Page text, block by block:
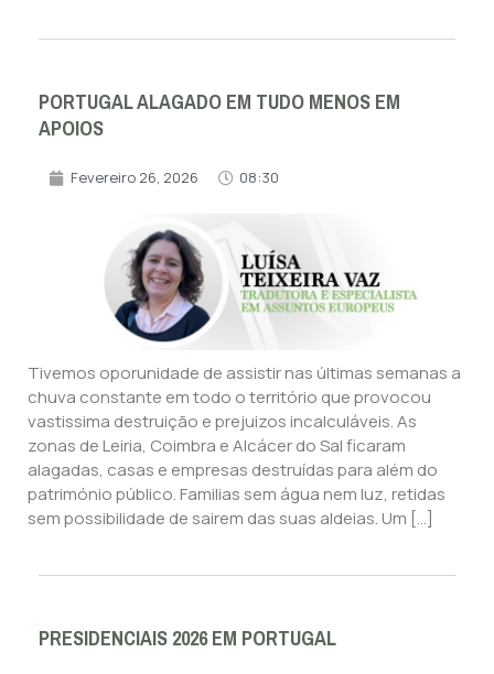
PORTUGAL ALAGADO EM TUDO MENOS EM
APOIOS
Fevereiro 26, 2026 08:30
Tivemos oporunidade de assistir nas últimas semanas a
chuva constante em todo o território que provocou
vastissima destruição e prejuizos incalculáveis. As
zonas de Leiria, Coimbra e Alcácer do Sal ficaram
alagadas, casas e empresas destruídas para além do
património público. Familias sem água nem luz, retidas
sem possibilidade de sairem das suas aldeias. Um […]
PRESIDENCIAIS 2026 EM PORTUGAL